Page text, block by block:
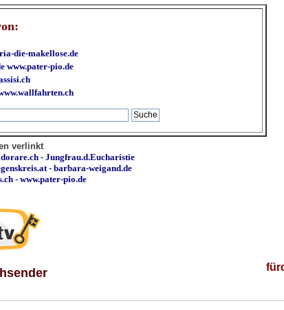
die-makellose.de
www.pater-pio.de
verlinkt
-Jungfrau.d.Eucharistie
-barbara-weigand.de
- www.pater-pio.de